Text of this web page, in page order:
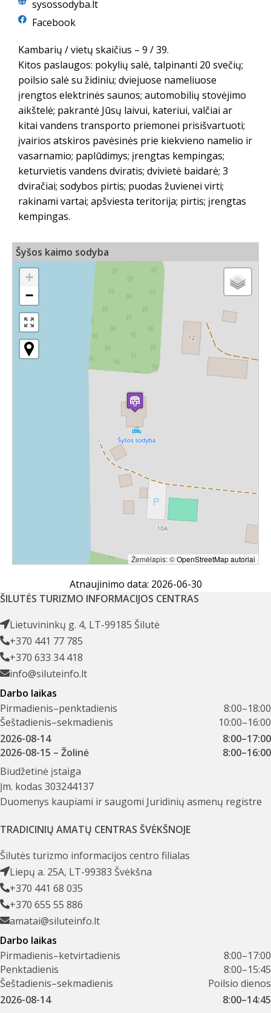
sysossodyba.lt
Facebook
Kambarių / vietų skaičius – 9 / 39.
Kitos paslaugos: pokylių salė, talpinanti 20 svečių;
poilsio salė su židiniu; dviejuose nameliuose
įrengtos elektrinės saunos; automobilių stovėjimo
aikštelė; pakrantė Jūsų laivui, kateriui, valčiai ar
kitai vandens transporto priemonei prisišvartuoti;
įvairios atskiros pavėsinės prie kiekvieno namelio ir
vasarnamio; paplūdimys; įrengtas kempingas;
keturvietis vandens dviratis; dvivietė baidarė; 3
dviračiai; sodybos pirtis; puodas žuvienei virti;
rakinami vartai; apšviesta teritorija; pirtis; įrengtas
kempingas.
Šyšos kaimo sodyba
+
−
Žemėlapis: ©OpenStreetMap autoriai
Atnaujinimo data: 2026-06-30
ŠILUTĖS TURIZMO INFORMACIJOS CENTRAS
Lietuvininkų g. 4, LT-99185 Šilutė
+370 441 77 785
+370 633 34 418
info@siluteinfo.lt
Darbo laikas
Pirmadienis–penktadienis
8:00–18:00
Šeštadienis–sekmadienis
10:00–16:00
2026-08-14
8:00–17:00
2026-08-15 – Žolinė
8:00–16:00
Biudžetinė įstaiga
Įm. kodas 303244137
Duomenys kaupiami ir saugomi Juridinių asmenų registre
TRADICINIŲ AMATŲ CENTRAS ŠVĖKŠNOJE
Šilutės turizmo informacijos centro filialas
Liepų a. 25A, LT-99383 Švėkšna
+370 441 68 035
+370 655 55 886
amatai@siluteinfo.lt
Darbo laikas
Pirmadienis–ketvirtadienis
8:00–17:00
Penktadienis
8:00–15:45
Šeštadienis–sekmadienis
Poilsio dienos
2026-08-14
8:00–14:45